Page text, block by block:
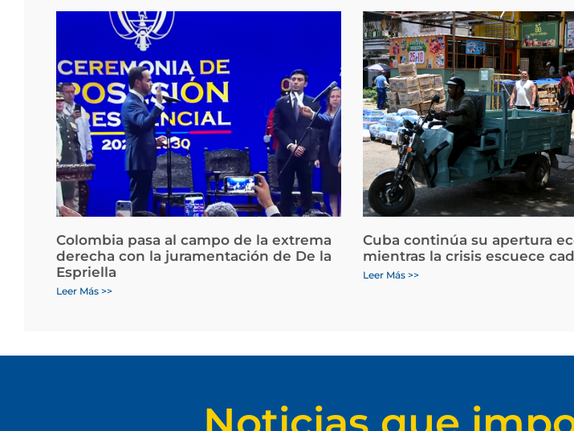
Colombia pasa al campo de la extrema
derecha con la juramentación de De la
Espriella
Leer Más >>
Cuba continúa su apertura
mientras la crisis escuece
Leer Más >>